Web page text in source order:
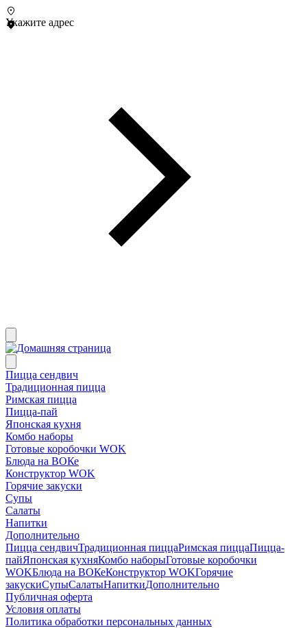
Укажите адрес
Пицца сендвич
Традиционная пицца
Римская пицца
Пицца-пай
Японская кухня
Комбо наборы
Готовые коробочки WOK
Блюда на ВОКе
Конструктор WOK
Горячие закуски
Супы
Салаты
Напитки
Дополнительно
Пицца сендвичТрадиционная пиццаРимская пиццаПицца-
пайЯпонская кухняКомбо наборыГотовые коробочки
WOKБлюда на ВОКеКонструктор WOKГорячие
закускиСупыСалатыНапиткиДополнительно
Публичная оферта
Условия оплаты
Политика обработки персональных данных